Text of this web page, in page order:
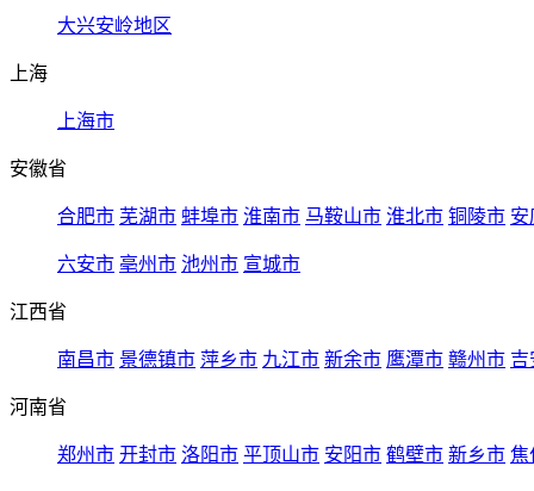
大兴安岭地区
上海
上海市
安徽省
合肥市 芜湖市 蚌埠市 淮南市 马鞍山市 淮北市 铜陵市 安
六安市 亳州市 池州市 宣城市
江西省
南昌市 景德镇市 萍乡市 九江市 新余市 鹰潭市 赣州市 吉
河南省
郑州市 开封市 洛阳市 平顶山市 安阳市 鹤壁市 新乡市 焦